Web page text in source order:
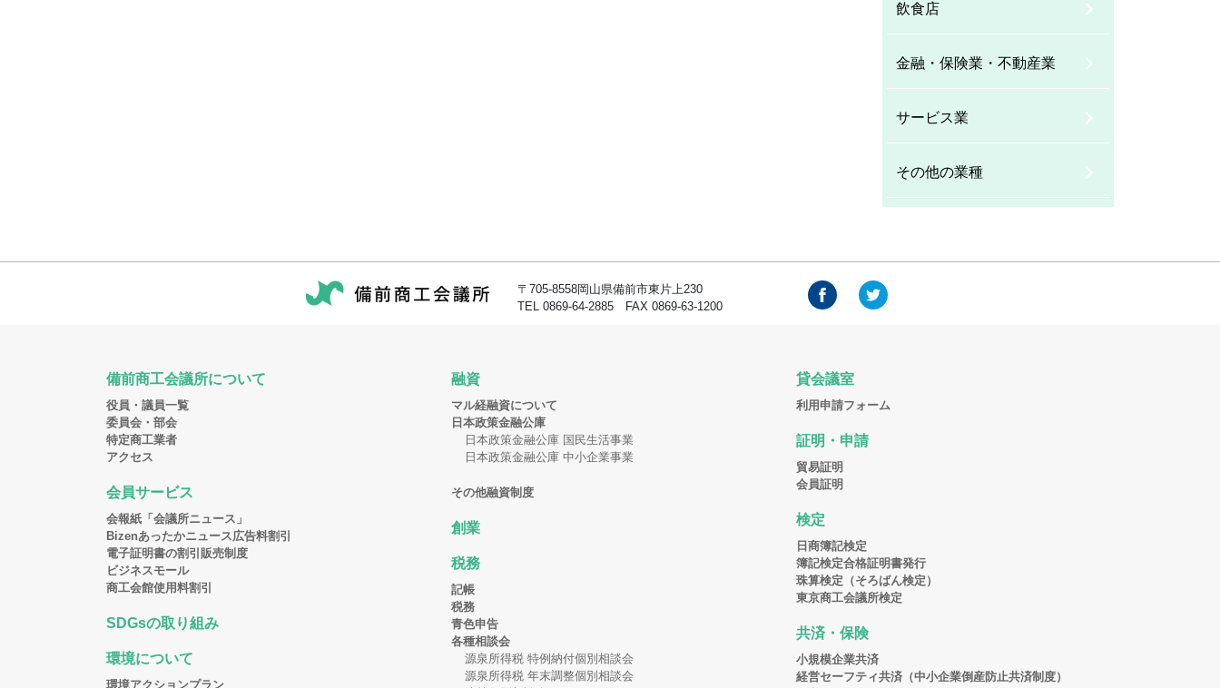
飲食店
金融・保険業・不動産業
サービス業
その他の業種
〒705-8558岡山県備前市東片上230
TEL 0869-64-2885 FAX 0869-63-1200
備前商工会議所について
役員・議員一覧
委員会・部会
特定商工業者
アクセス
会員サービス
会報紙「会議所ニュース」
Bizenあったかニュース広告料割引
電子証明書の割引販売制度
ビジネスモール
商工会館使用料割引
SDGsの取り組み
環境について
環境アクションプラン
融資
マル経融資について
日本政策金融公庫
日本政策金融公庫 国民生活事業
日本政策金融公庫 中小企業事業
その他融資制度
創業
税務
記帳
税務
青色申告
各種相談会
源泉所得税 特例納付個別相談会
源泉所得税 年末調整個別相談会
貸会議室
利用申請フォーム
証明・申請
貿易証明
会員証明
検定
日商簿記検定
簿記検定合格証明書発行
珠算検定（そろばん検定）
東京商工会議所検定
共済・保険
小規模企業共済
経営セーフティ共済（中小企業倒産防止共済制度）